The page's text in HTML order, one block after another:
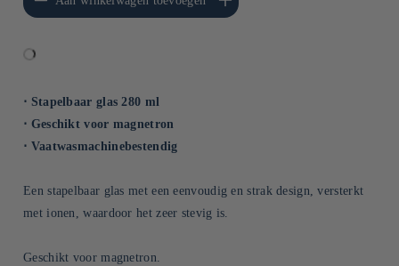
Title
Title
⋅ Stapelbaar glas 280 ml
⋅ Geschikt voor magnetron
⋅ Vaatwasmachinebestendig
Een stapelbaar glas met een eenvoudig en strak design, versterkt
met ionen, waardoor het zeer stevig is.
Geschikt voor magnetron.